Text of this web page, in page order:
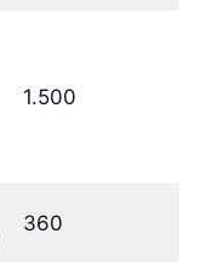
1.500
360